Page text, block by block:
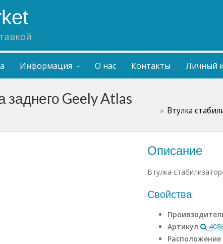
Информация О нас Контакты Личный
заднего Geely Atlas
Втулка
Описание
Втулка
Свойства
Артикул